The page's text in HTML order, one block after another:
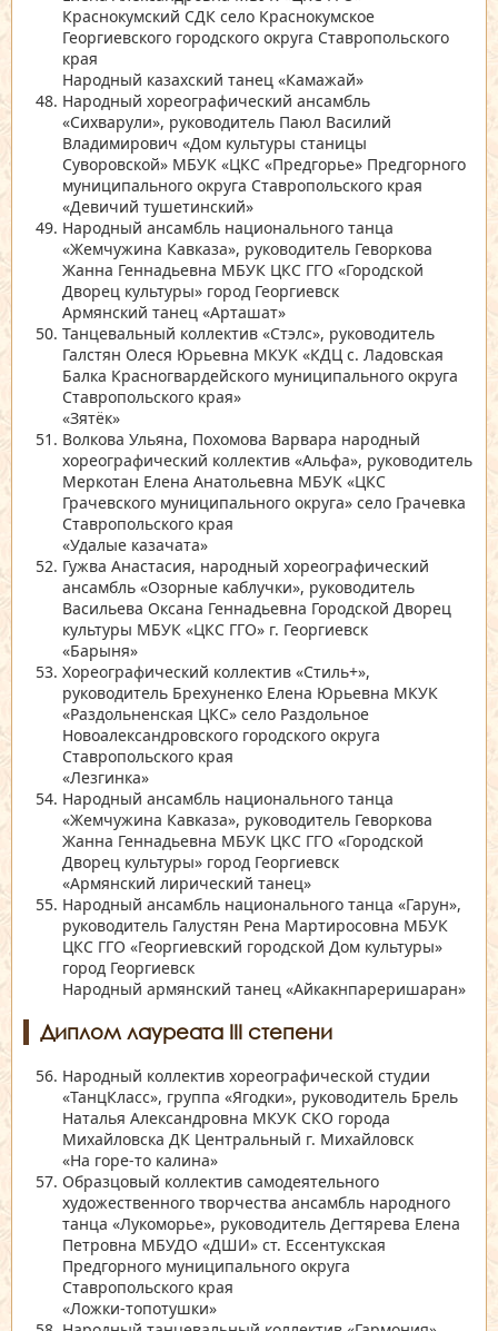
Краснокумский СДК село Краснокумское
Георгиевского городского округа Ставропольского
края
Народный казахский танец «Камажай»
Народный хореографический ансамбль
«Сихварули», руководитель Паюл Василий
Владимирович «Дом культуры станицы
Суворовской» МБУК «ЦКС «Предгорье» Предгорного
муниципального округа Ставропольского края
«Девичий тушетинский»
Народный ансамбль национального танца
«Жемчужина Кавказа», руководитель Геворкова
Жанна Геннадьевна МБУК ЦКС ГГО «Городской
Дворец культуры» город Георгиевск
Армянский танец «Арташат»
Танцевальный коллектив «Стэлс», руководитель
Галстян Олеся Юрьевна МКУК «КДЦ с. Ладовская
Балка Красногвардейского муниципального округа
Ставропольского края»
«Зятёк»
Волкова Ульяна, Похомова Варвара народный
хореографический коллектив «Альфа», руководитель
Меркотан Елена Анатольевна МБУК «ЦКС
Грачевского муниципального округа» село Грачевка
Ставропольского края
«Удалые казачата»
Гужва Анастасия, народный хореографический
ансамбль «Озорные каблучки», руководитель
Васильева Оксана Геннадьевна Городской Дворец
культуры МБУК «ЦКС ГГО» г. Георгиевск
«Барыня»
Хореографический коллектив «Стиль+»,
руководитель Брехуненко Елена Юрьевна МКУК
«Раздольненская ЦКС» село Раздольное
Новоалександровского городского округа
Ставропольского края
«Лезгинка»
Народный ансамбль национального танца
«Жемчужина Кавказа», руководитель Геворкова
Жанна Геннадьевна МБУК ЦКС ГГО «Городской
Дворец культуры» город Георгиевск
«Армянский лирический танец»
Народный ансамбль национального танца «Гарун»,
руководитель Галустян Рена Мартиросовна МБУК
ЦКС ГГО «Георгиевский городской Дом культуры»
город Георгиевск
Народный армянский танец «Айкакнпареришаран»
Диплом лауреата III степени
Народный коллектив хореографической студии
«ТанцКласс», группа «Ягодки», руководитель Брель
Наталья Александровна МКУК СКО города
Михайловска ДК Центральный г. Михайловск
«На горе-то калина»
Образцовый коллектив самодеятельного
художественного творчества ансамбль народного
танца «Лукоморье», руководитель Дегтярева Елена
Петровна МБУДО «ДШИ» ст. Ессентукская
Предгорного муниципального округа
Ставропольского края
«Ложки-топотушки»